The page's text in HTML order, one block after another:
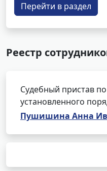
Перейти в раздел
Реестр
Судебный пристав
установленного
Пушишина Анна